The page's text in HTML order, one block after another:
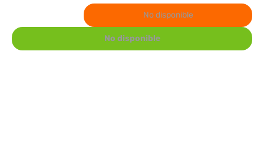
Premier
Diesel Tool
No disponible
No disponible